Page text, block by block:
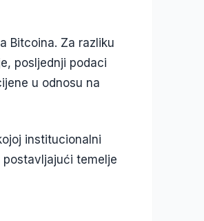
Bitcoina. Za razliku
posljednji podaci
u odnosu na
institucionalni
temelje